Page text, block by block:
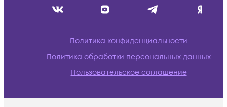
Политика конфиденциальности
Политика обработки персональных данных
Пользовательское соглашение